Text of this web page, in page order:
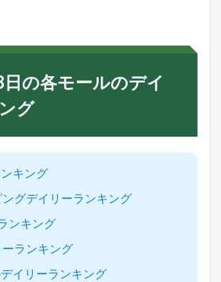
の各モールのデイ
グ
キング
グデイリーランキング
ンキング
ランキング
イリーランキング